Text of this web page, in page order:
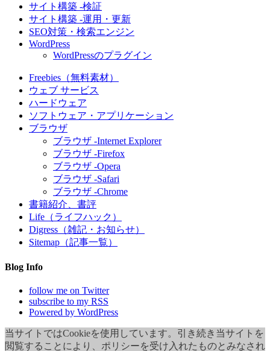
サイト構築 -検証
サイト構築 -運用・更新
SEO対策・検索エンジン
WordPress
WordPressのプラグイン
Freebies（無料素材）
ウェブ サービス
ハードウェア
ソフトウェア・アプリケーション
ブラウザ
ブラウザ -Internet Explorer
ブラウザ -Firefox
ブラウザ -Opera
ブラウザ -Safari
ブラウザ -Chrome
書籍紹介、書評
Life（ライフハック）
Digress（雑記・お知らせ）
Sitemap（記事一覧）
Blog Info
follow me on Twitter
subscribe to my RSS
Powered by WordPress
当サイトではCookieを使用しています。引き続き当サイトを
閲覧することにより、ポリシーを受け入れたものとみなされ